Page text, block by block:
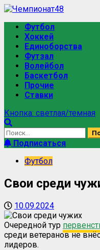
Футбол
Хоккей
Единоборства
Футзал
Волейбол
Баскетбол
Прочие
Ставки
Кнопка: светлая/темная
Подписаться
Футбол
Свои среди
10.09.2024
Очередной тур
среди ветеранов не
лидеров.